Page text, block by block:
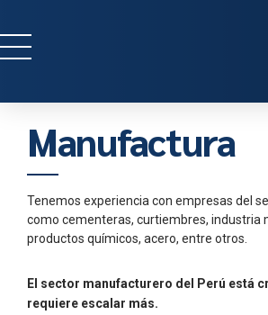
Manufactura
Tenemos experiencia con empresas del
como cementeras, curtiembres, industria
productos químicos, acero, entre otros.
El sector manufacturero del Perú está
requiere escalar más.